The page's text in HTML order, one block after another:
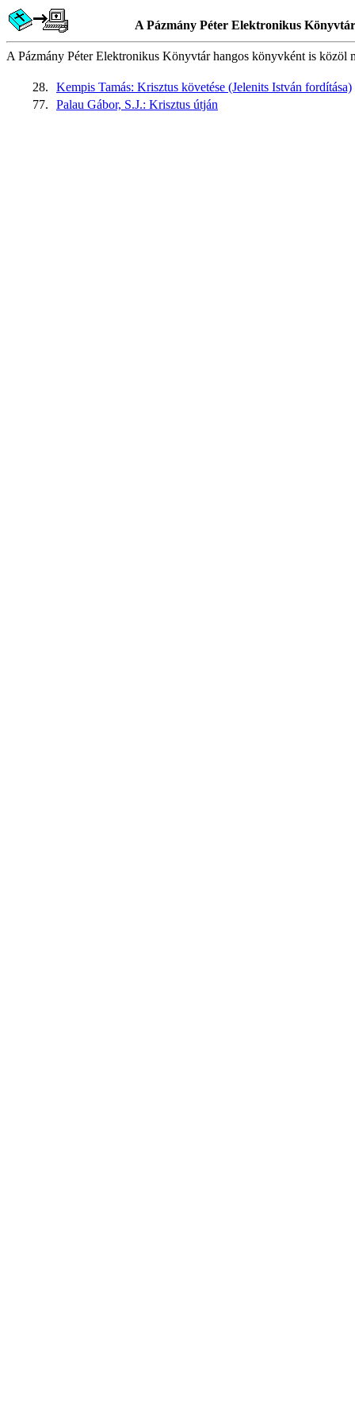
A Pázmány Péter Elektronikus
A Pázmány Péter Elektronikus Könyvtár hangos könyvként is
28.
Kempis Tamás: Krisztus követése (Jelenits István fordítása)
77.
Palau Gábor, S.J.: Krisztus útján